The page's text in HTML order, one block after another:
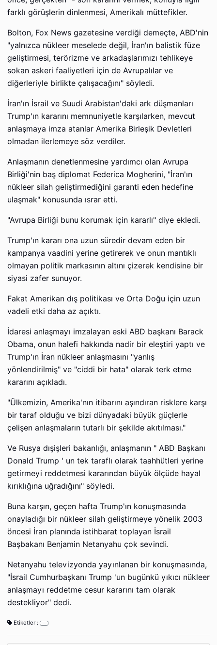
farklı görüşlerin dinlenmesi, Amerikalı müttefikler.
Bolton, Fox News gazetesine verdiği demeçte, ABD'nin
"yalnızca nükleer meselede değil, İran'ın balistik füze
geliştirmesi, terörizme ve arkadaşlarımızı tehlikeye
sokan askeri faaliyetleri için de Avrupalılar ve
diğerleriyle birlikte çalışacağını" söyledi.
İran'ın İsrail ve Suudi Arabistan'daki ark düşmanları
Trump'ın kararını memnuniyetle karşılarken, mevcut
anlaşmaya imza atanlar Amerika Birleşik Devletleri
olmadan ilerlemeye söz verdiler.
Anlaşmanın denetlenmesine yardımcı olan Avrupa
Birliği'nin baş diplomat Federica Mogherini, "İran'ın
nükleer silah geliştirmediğini garanti eden hedefine
ulaşmak" konusunda ısrar etti.
"Avrupa Birliği bunu korumak için kararlı" diye ekledi.
Trump'ın kararı ona uzun süredir devam eden bir
kampanya vaadini yerine getirerek ve onun mantıklı
olmayan politik markasının altını çizerek kendisine bir
siyasi zafer sunuyor.
Fakat Amerikan dış politikası ve Orta Doğu için uzun
vadeli etki daha az açıktı.
İdaresi anlaşmayı imzalayan eski ABD başkanı Barack
Obama, onun halefi hakkında nadir bir eleştiri yaptı ve
Trump'ın İran nükleer anlaşmasını "yanlış
yönlendirilmiş" ve "ciddi bir hata" olarak terk etme
kararını açıkladı.
"Ülkemizin, Amerika'nın itibarını aşındıran risklere karşı
bir taraf olduğu ve bizi dünyadaki büyük güçlerle
çelişen anlaşmaların tutarlı bir şekilde akıtılması."
Ve Rusya dışişleri bakanlığı, anlaşmanın " ABD Başkanı
Donald Trump ' un tek taraflı olarak taahhütleri yerine
getirmeyi reddetmesi kararından büyük ölçüde hayal
kırıklığına uğradığını" söyledi.
Buna karşın, geçen hafta Trump'ın konuşmasında
onayladığı bir nükleer silah geliştirmeye yönelik 2003
öncesi İran planında istihbarat toplayan İsrail
Başbakanı Benjamin Netanyahu çok sevindi.
Netanyahu televizyonda yayınlanan bir konuşmasında,
"İsrail Cumhurbaşkanı Trump 'un bugünkü yıkıcı nükleer
anlaşmayı reddetme cesur kararını tam olarak
destekliyor" dedi.
Etiketler :